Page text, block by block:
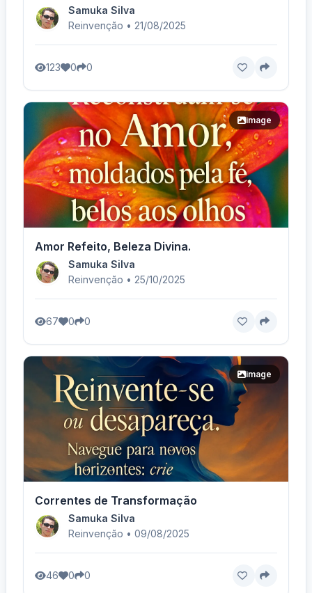
Samuka Silva
Reinvenção • 21/08/2025
123 0 0
image
Amor Refeito, Beleza Divina.
Samuka Silva
Reinvenção • 25/10/2025
67 0 0
image
Correntes de Transformação
Samuka Silva
Reinvenção • 09/08/2025
46 0 0